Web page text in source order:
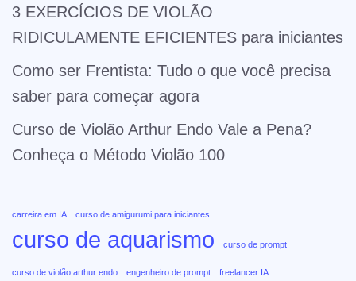
3 EXERCÍCIOS DE VIOLÃO
RIDICULAMENTE EFICIENTES para iniciantes
Como ser Frentista: Tudo o que você precisa
saber para começar agora
Curso de Violão Arthur Endo Vale a Pena?
Conheça o Método Violão 100
carreira em IA curso de amigurumi para iniciantes
curso de aquarismo curso de prompt
curso de violão arthur endo engenheiro de prompt freelancer IA